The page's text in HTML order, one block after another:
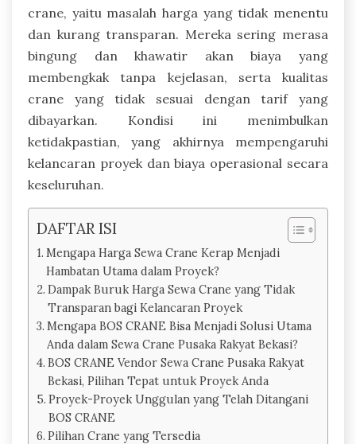
crane, yaitu masalah harga yang tidak menentu
dan kurang transparan. Mereka sering merasa
bingung dan khawatir akan biaya yang
membengkak tanpa kejelasan, serta kualitas
crane yang tidak sesuai dengan tarif yang
dibayarkan. Kondisi ini menimbulkan
ketidakpastian, yang akhirnya mempengaruhi
kelancaran proyek dan biaya operasional secara
keseluruhan.
DAFTAR ISI
Mengapa Harga Sewa Crane Kerap Menjadi
Hambatan Utama dalam Proyek?
Dampak Buruk Harga Sewa Crane yang Tidak
Transparan bagi Kelancaran Proyek
Mengapa BOS CRANE Bisa Menjadi Solusi Utama
Anda dalam Sewa Crane Pusaka Rakyat Bekasi?
BOS CRANE Vendor Sewa Crane Pusaka Rakyat
Bekasi, Pilihan Tepat untuk Proyek Anda
Proyek-Proyek Unggulan yang Telah Ditangani
BOS CRANE
Pilihan Crane yang Tersedia